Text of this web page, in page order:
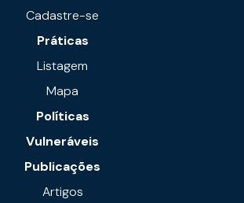
Cadastre-se
Práticas
Listagem
Mapa
Políticas
Vulneráveis
Publicações
Artigos